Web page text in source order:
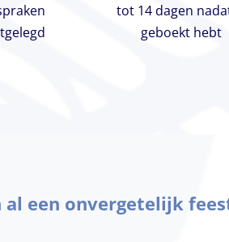
tot 14 dagen
geboekt hebt
al een onvergetelijk